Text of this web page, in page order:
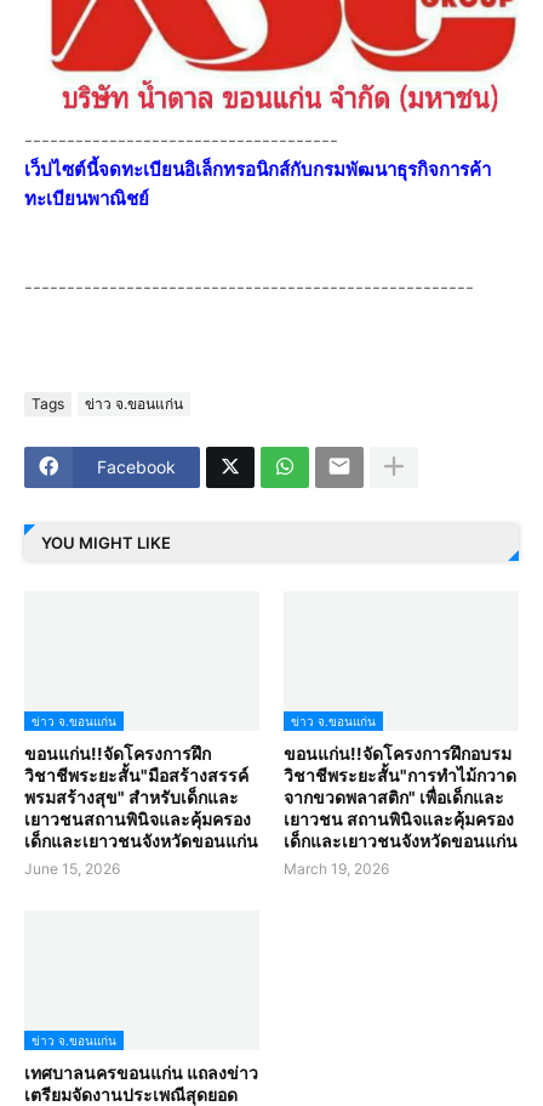
-------------------------------------
เว็ปไซต์นี้จดทะเบียนอิเล็กทรอนิกส์กับกรมพัฒนาธุรกิจการค้า
ทะเบียนพาณิชย์
-----------------------------------------------------
Tags ข่าว จ.ขอนแก่น
Facebook
YOU MIGHT LIKE
ข่าว จ.ขอนแก่น
ขอนแก่น!!จัดโครงการฝึก
วิชาชีพระยะสั้น"มือสร้างสรรค์
พรมสร้างสุข" สำหรับเด็กและ
เยาวชนสถานพินิจและคุ้มครอง
เด็กและเยาวชนจังหวัดขอนแก่น
June 15, 2026
ข่าว จ.ขอนแก่น
ขอนแก่น!!จัดโครงการฝึกอบรม
วิชาชีพระยะสั้น"การทำไม้กวาด
จากขวดพลาสติก" เพื่อเด็กและ
เยาวชน สถานพินิจและคุ้มครอง
เด็กและเยาวชนจังหวัดขอนแก่น
March 19, 2026
ข่าว จ.ขอนแก่น
เทศบาลนครขอนแก่น แถลงข่าว
เตรียมจัดงานประเพณีสุดยอด